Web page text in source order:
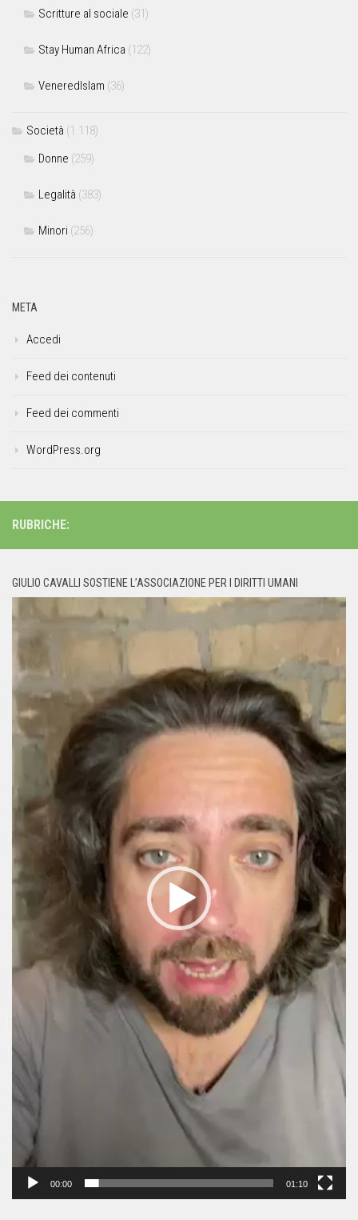
Scritture al sociale (31)
Stay Human Africa (122)
VeneredIslam (36)
Società (1.118)
Donne (259)
Legalità (383)
Minori (256)
META
Accedi
Feed dei contenuti
Feed dei commenti
WordPress.org
RUBRICHE:
GIULIO CAVALLI SOSTIENE L’ASSOCIAZIONE PER I DIRITTI UMANI
Player
00:00 01:10